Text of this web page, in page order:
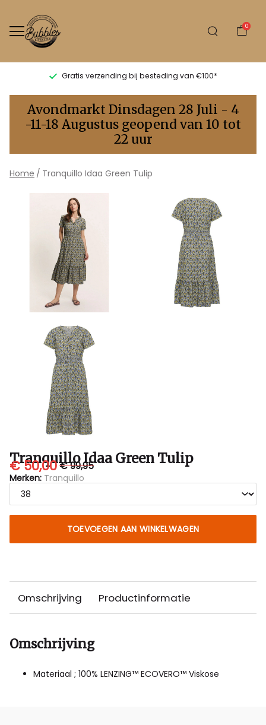
0
Gratis verzending bij besteding van €100*
Tranquillo
Idaa
Green
Tulip
Bubbles
Sluis
Avondmarkt Dinsdagen 28 Juli - 4
-11-18 Augustus geopend van 10 tot
22 uur
Home Tranquillo Idaa Green Tulip
Tranquillo Idaa Green Tulip
€ 50,00€ 99,95
Merken: Tranquillo
TOEVOEGEN AAN WINKELWAGEN
Omschrijving Productinformatie
Omschrijving
Materiaal ; 100% LENZING™ ECOVERO™ Viskose